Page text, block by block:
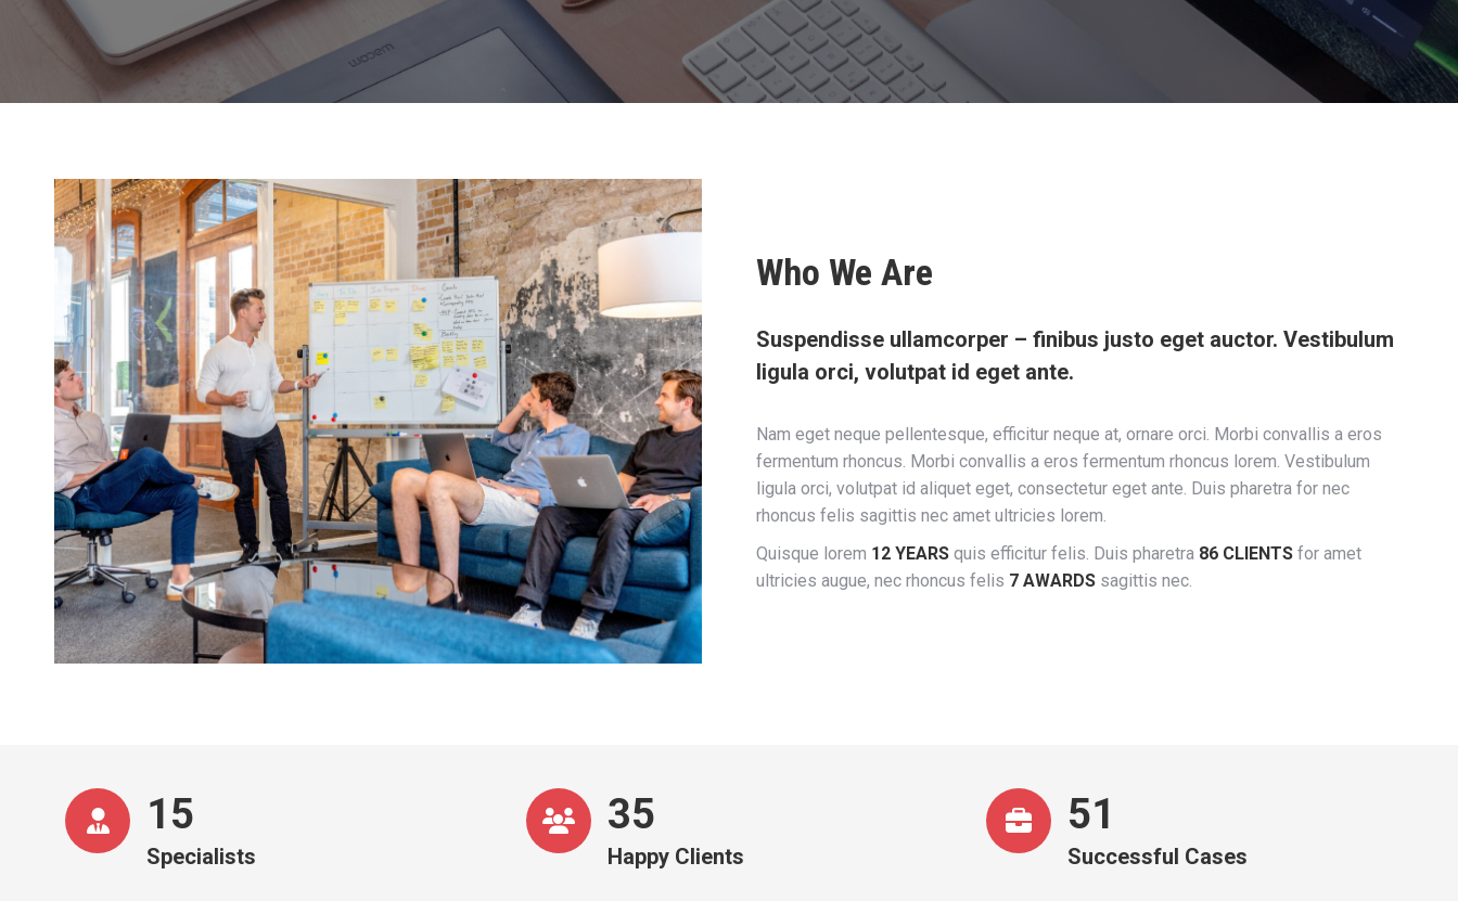
Who We Are
Suspendisse ullamcorper – finibus justo eget auctor. Vestibulum
ligula orci, volutpat id eget ante.
Nam eget neque pellentesque, efficitur neque at, ornare orci. Morbi convallis a eros
fermentum rhoncus. Morbi convallis a eros fermentum rhoncus lorem. Vestibulum
ligula orci, volutpat id aliquet eget, consectetur eget ante. Duis pharetra for nec
rhoncus felis sagittis nec amet ultricies lorem.
Quisque lorem 12 YEARS quis efficitur felis. Duis pharetra 86 CLIENTS for amet
ultricies augue, nec rhoncus felis 7 AWARDS sagittis nec.
16
Specialists
36
Happy Clients
53
Successful Cases